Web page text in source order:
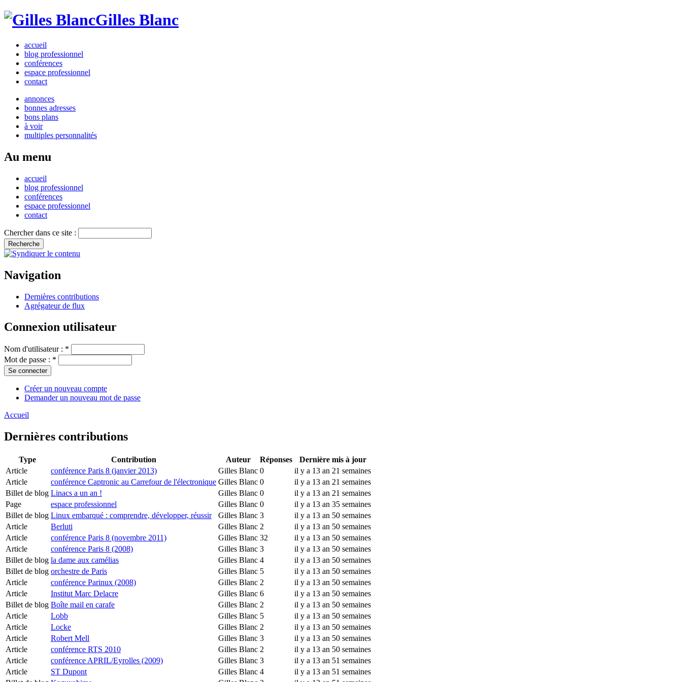
Gilles Blanc
accueil
blog professionnel
conférences
espace professionnel
contact
annonces
bonnes adresses
bons plans
à voir
multiples personnalités
Au menu
accueil
blog professionnel
conférences
espace professionnel
contact
Chercher dans ce site :
Navigation
Dernières contributions
Agrégateur de flux
Connexion utilisateur
Nom d'utilisateur : *
Mot de passe : *
Créer un nouveau compte
Demander un nouveau mot de passe
Accueil
Dernières contributions
Type Contribution Auteur Réponses
Dernière mis à jour
Article
conférence Paris 8 (janvier 2013) Gilles Blanc 0
il y a 13 an 21 semaines
Article
conférence Captronic au Carrefour de l'électronique Gilles Blanc 0
il y a 13 an 21 semaines
Billet de blog Linacs a un an ! Gilles Blanc 0
il y a 13 an 21 semaines
Page
espace professionnel Gilles Blanc 0
il y a 13 an 35 semaines
Billet de blog Linux embarqué : comprendre, développer, réussir Gilles Blanc 3
il y a 13 an 50 semaines
Article
Berluti Gilles Blanc 2
il y a 13 an 50 semaines
Article
conférence Paris 8 (novembre 2011) Gilles Blanc 32
il y a 13 an 50 semaines
Article
conférence Paris 8 (2008) Gilles Blanc 3
il y a 13 an 50 semaines
Billet de blog la dame aux camélias Gilles Blanc 4
il y a 13 an 50 semaines
Billet de blog orchestre de Paris Gilles Blanc 5
il y a 13 an 50 semaines
Article
conférence Parinux (2008) Gilles Blanc 2
il y a 13 an 50 semaines
Article
Institut Marc Delacre Gilles Blanc 6
il y a 13 an 50 semaines
Billet de blog Boîte mail en carafe Gilles Blanc 2
il y a 13 an 50 semaines
Article
Lobb Gilles Blanc 5
il y a 13 an 50 semaines
Article
Locke Gilles Blanc 2
il y a 13 an 50 semaines
Article
Robert Mell Gilles Blanc 3
il y a 13 an 50 semaines
Article
conférence RTS 2010 Gilles Blanc 2
il y a 13 an 50 semaines
Article
conférence APRIL/Eyrolles (2009) Gilles Blanc 3
il y a 13 an 51 semaines
Article
ST Dupont Gilles Blanc 4
il y a 13 an 51 semaines